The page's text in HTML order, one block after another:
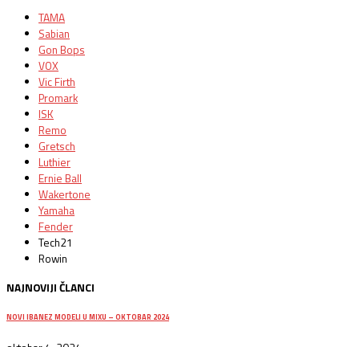
TAMA
Sabian
Gon Bops
VOX
Vic Firth
Promark
ISK
Remo
Gretsch
Luthier
Ernie Ball
Wakertone
Yamaha
Fender
Tech21
Rowin
NAJNOVIJI ČLANCI
NOVI IBANEZ MODELI U MIXU – OKTOBAR 2024